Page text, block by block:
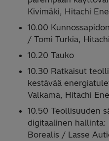
Kivimäki, Hitachi
10.00​
/ Tomi Turkia,
10.20​ Tauko​
10.30​ Ratkaisut
kestävää
Valkama, Hitachi
10.50​ Teollisuuden
digitaalinen hallinta:
Borealis​ / Lasse